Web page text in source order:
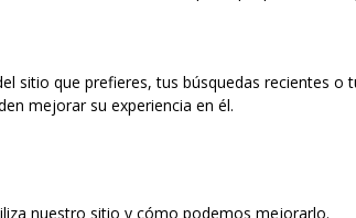
sitio que prefieres, tus búsquedas recientes o
mejorar su experiencia en él.
nuestro sitio y cómo podemos mejorarlo.